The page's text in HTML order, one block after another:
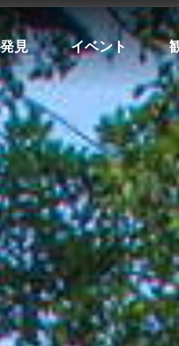
発見
イベント